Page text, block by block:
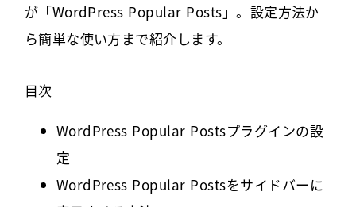
が「WordPress Popular Posts」。設定方法か
ら簡単な使い方まで紹介します。
目次
WordPress Popular Postsプラグインの設
定
WordPress Popular Postsをサイドバーに